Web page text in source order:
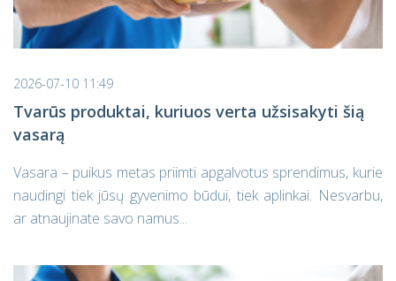
2026-07-10 11:49
Tvarūs produktai, kuriuos verta užsisakyti šią
vasarą
Vasara – puikus metas priimti apgalvotus sprendimus, kurie
naudingi tiek jūsų gyvenimo būdui, tiek aplinkai. Nesvarbu,
ar atnaujinate savo namus...